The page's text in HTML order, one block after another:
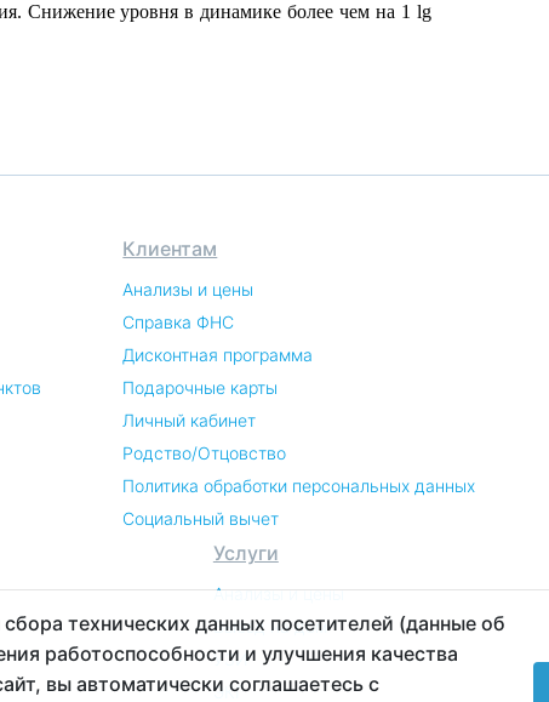
технических данных посетителей (данные об
работоспособности и улучшения качества
вы автоматически соглашаетесь с
Снижение уровня в динамике более чем на 1 lg
Клиентам
Анализы и цены
Справка ФНС
Дисконтная программа
Подарочные карты
Личный кабинет
Родство/Отцовство
Политика обработки персональных данных
Социальный вычет
Услуги
Анализы и цены
Выезд на дом
УЗИ
ЭКГ